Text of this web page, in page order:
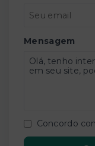
Mensagem
Concordo